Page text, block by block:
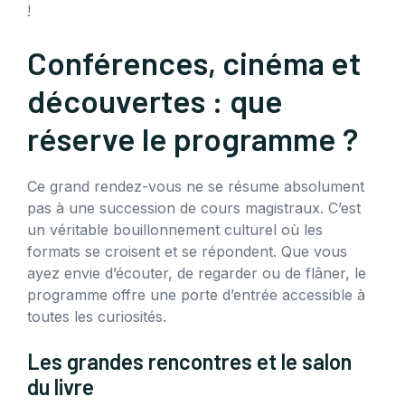
!
Conférences, cinéma et
découvertes : que
réserve le programme ?
Ce grand rendez-vous ne se résume absolument
pas à une succession de cours magistraux. C’est
un véritable bouillonnement culturel où les
formats se croisent et se répondent. Que vous
ayez envie d’écouter, de regarder ou de flâner, le
programme offre une porte d’entrée accessible à
toutes les curiosités.
Les grandes rencontres et le salon
du livre